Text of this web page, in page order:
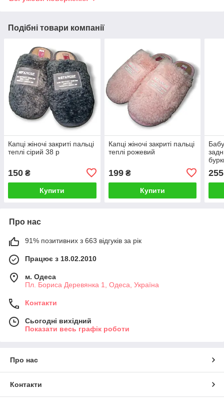
Подібні товари компанії
Капці жіночі закриті пальці
теплі сірий 38 р
150 ₴
Купити
Капці жіночі закриті пальці
теплі рожевий
199₴
Купити
255
Про нас
91% позитивних з 663 відгуків за рік
Працює з 18.02.2010
м. Одеса
Пл. Бориса Деревянка 1, Одеса, Україна
Контакти
Сьогодні вихідний
Показати весь графік роботи
Про нас
Контакти